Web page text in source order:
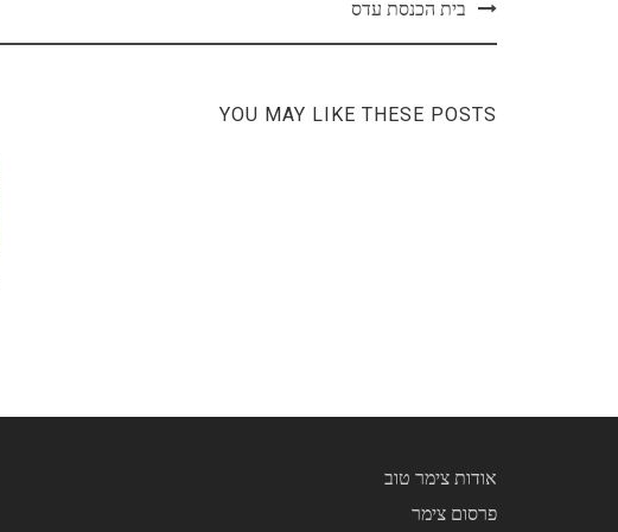
Postבית הכנסת עדס
YOU MAY LIKE THESE POSTS
אודות צימר טוב
פרסום צימר